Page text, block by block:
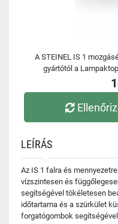
A STEINEL IS 1
gyártótól a
LEÍRÁS
Az IS 1 falra és
vízszintesen és
segítségével tökéletesen
időtartama és a szürkület
forgatógombok